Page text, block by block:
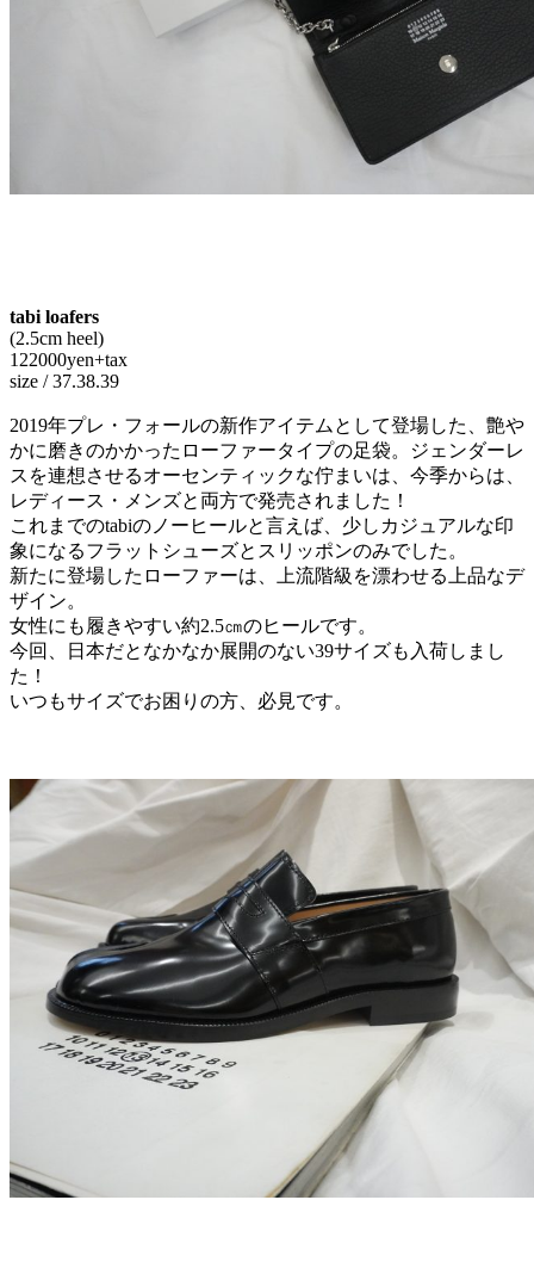
tabi loafers
(2.5cm heel)
122000yen+tax
size / 37.38.39
2019年プレ・フォールの新作アイテムとして登場した、艶や
かに磨きのかかったローファータイプの足袋。ジェンダーレ
スを連想させるオーセンティックな佇まいは、今季からは、
レディース・メンズと両方で発売されました！
これまでのtabiのノーヒールと言えば、少しカジュアルな印
象になるフラットシューズとスリッポンのみでした。
新たに登場したローファーは、上流階級を漂わせる上品なデ
ザイン。
女性にも履きやすい約2.5㎝のヒールです。
今回、日本だとなかなか展開のない39サイズも入荷しまし
た！
いつもサイズでお困りの方、必見です。